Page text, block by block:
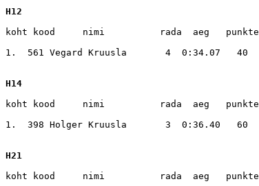
H12
koht kood     nimi          rada  aeg   punkte
1.  561 Vegard Kruusla       4  0:34.07   40
H14
koht kood     nimi          rada  aeg   punkte
1.  398 Holger Kruusla       3  0:36.40   60
H21
koht kood     nimi          rada  aeg   punkte